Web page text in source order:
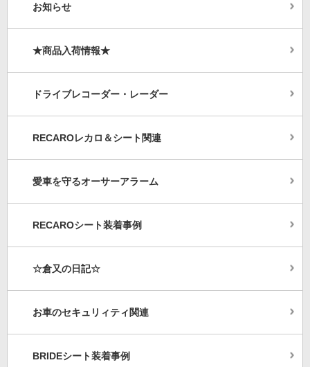
お知らせ
★商品入荷情報★
ドライブレコーダー・レーダー
RECAROレカロ＆シート関連
愛車を守るオーサーアラーム
RECAROシート装着事例
☆倉又の日記☆
お車のセキュリィティ関連
BRIDEシート装着事例